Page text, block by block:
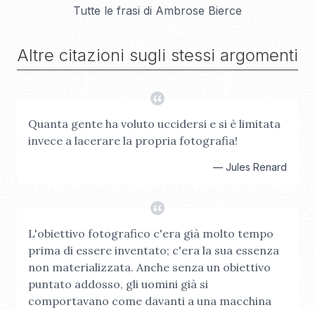
Tutte le frasi di Ambrose Bierce
Altre citazioni sugli stessi argomenti
Quanta gente ha voluto uccidersi e si è limitata
invece a lacerare la propria fotografia!
— Jules Renard
L'obiettivo fotografico c'era già molto tempo
prima di essere inventato; c'era la sua essenza
non materializzata. Anche senza un obiettivo
puntato addosso, gli uomini già si
comportavano come davanti a una macchina